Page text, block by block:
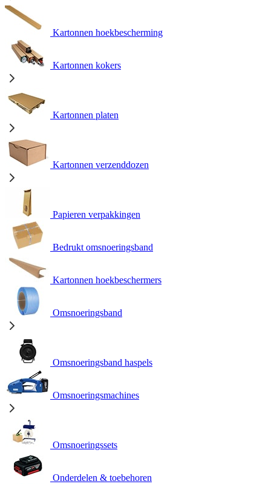
Kartonnen hoekbescherming
Kartonnen kokers
Kartonnen platen
Kartonnen verzenddozen
Papieren verpakkingen
Bedrukt omsnoeringsband
Kartonnen hoekbeschermers
Omsnoeringsband
Omsnoeringsband haspels
Omsnoeringsmachines
Omsnoeringssets
Onderdelen & toebehoren